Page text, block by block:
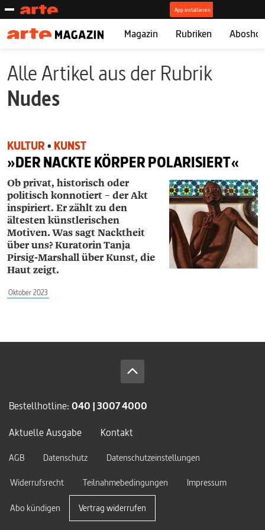
Magazin Rubriken
Alle Artikel aus der Rubrik
Nudes
KULTUR • KUNST
»DER NACKTE KÖRPER POLARISIERT«
Ob privat, historisch oder
politisch konnotiert – der Akt
inspiriert. Er zählt zu den
ältesten künstlerischen
Motiven. Was sagt Nacktheit
über uns? Kuratorin ­Tanja
Pirsig-­Marshall über Kunst, die
Haut zeigt.
Oktober 2023
Bestellhotline: 040 | 3007 4000
Aktuelle Ausgabe
Kontakt
AGB Datenschutz
Datenschutzeinstellungen
Widerrufsrecht
Teilnahmebedingungen Impressum
Abo kündigen Vertrag widerrufen